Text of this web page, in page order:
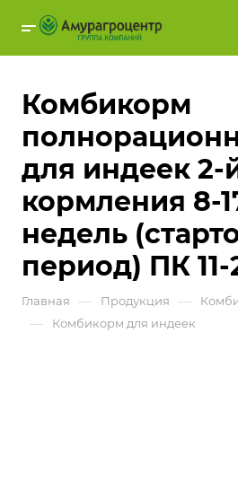
Комбикорм
для индеек 2-
кормления 8-
недель
период) ПК 11-
Главная — Продукция —
— Комбикорм для индеек